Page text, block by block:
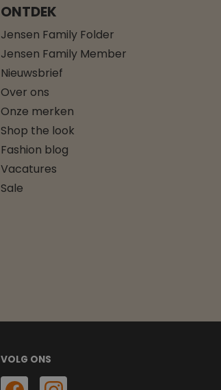
ONTDEK
Jensen Family Folder
Jensen Family Member
Nieuwsbrief
Over ons
Onze merken
Shop the look
Fashion blog
Vacatures
Sale
VOLG ONS